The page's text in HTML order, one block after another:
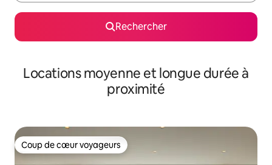
Rechercher
Locations moyenne et longue durée à
proximité
Coup de cœur voyageurs
Coup de cœur voyageurs